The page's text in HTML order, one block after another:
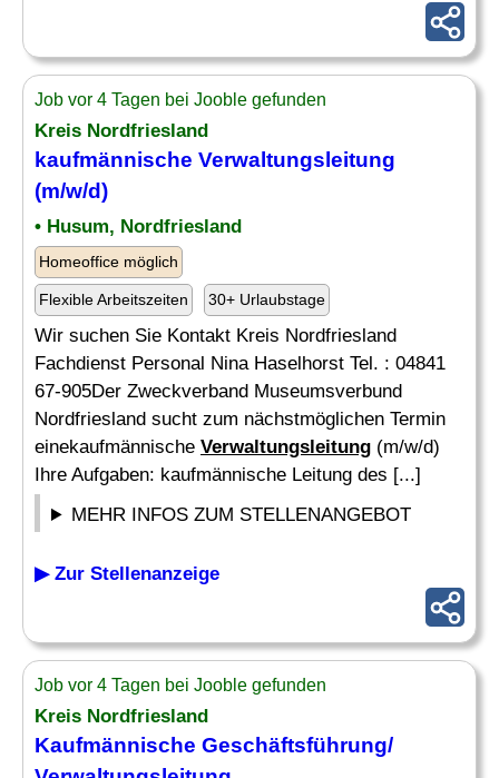
Job vor 4 Tagen bei Jooble gefunden
Kreis Nordfriesland
kaufmännische Verwaltungsleitung
(m/w/d)
• Husum, Nordfriesland
Homeoffice möglich
Flexible Arbeitszeiten 30+ Urlaubstage
Wir suchen Sie Kontakt Kreis Nordfriesland
Fachdienst Personal Nina Haselhorst Tel. : 04841
67-905Der Zweckverband Museumsverbund
Nordfriesland sucht zum nächstmöglichen Termin
einekaufmännische Verwaltungsleitung (m/w/d)
Ihre Aufgaben: kaufmännische Leitung des [...]
MEHR INFOS ZUM STELLENANGEBOT
▶ Zur Stellenanzeige
Job vor 4 Tagen bei Jooble gefunden
Kreis Nordfriesland
Kaufmännische Geschäftsführung/